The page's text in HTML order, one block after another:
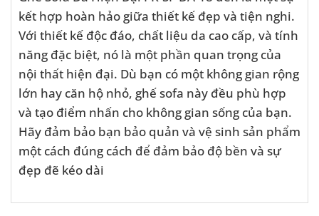
kết hợp hoàn hảo giữa thiết kế đẹp và tiện nghi.
Với thiết kế độc đáo, chất liệu da cao cấp, và tính
năng đặc biệt, nó là một phần quan trọng của
nội thất hiện đại. Dù bạn có một không gian rộng
lớn hay căn hộ nhỏ, ghế sofa này đều phù hợp
và tạo điểm nhấn cho không gian sống của bạn.
Hãy đảm bảo bạn bảo quản và vệ sinh sản phẩm
một cách đúng cách để đảm bảo độ bền và sự
đẹp đẽ kéo dài